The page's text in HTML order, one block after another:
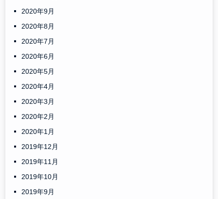
2020年9月
2020年8月
2020年7月
2020年6月
2020年5月
2020年4月
2020年3月
2020年2月
2020年1月
2019年12月
2019年11月
2019年10月
2019年9月